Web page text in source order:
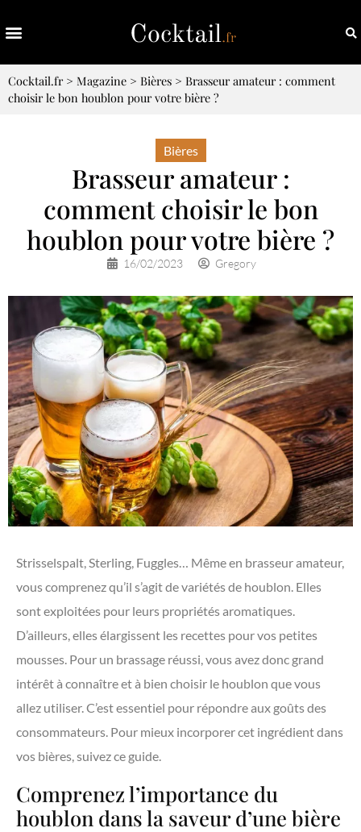
Cocktail.fr> Magazine > Bières > Brasseur amateur : comment
choisir le bon houblon pour votre bière ?
Bières
Brasseur amateur :
comment choisir le bon
houblon pour votre bière ?
16/02/2023 Gregory
Strisselspalt, Sterling, Fuggles… Même en brasseur amateur,
vous comprenez qu’il s’agit de variétés de houblon. Elles
sont exploitées pour leurs propriétés aromatiques.
D’ailleurs, elles élargissent les recettes pour vos petites
mousses. Pour un brassage réussi, vous avez donc grand
intérêt à connaître et à bien choisir le houblon que vous
allez utiliser. C’est essentiel pour répondre aux goûts des
consommateurs. Pour mieux incorporer cet ingrédient dans
vos bières, suivez ce guide.
Comprenez l’importance du
houblon dans la saveur d’une bière